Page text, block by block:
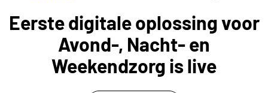
Eerste digitale oplossing voor
Avond-, Nacht- en
Weekendzorg is live